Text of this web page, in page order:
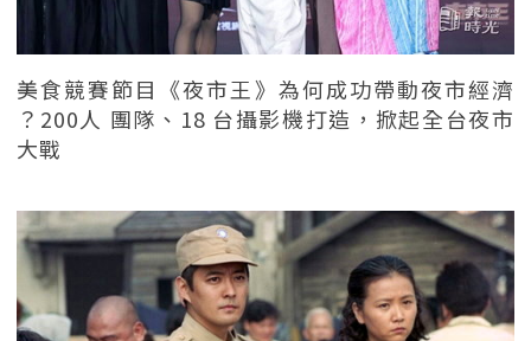
美食競賽節目《夜市王》為何成功帶動夜市經濟
？200人 團隊、18 台攝影機打造，掀起全台夜市
大戰